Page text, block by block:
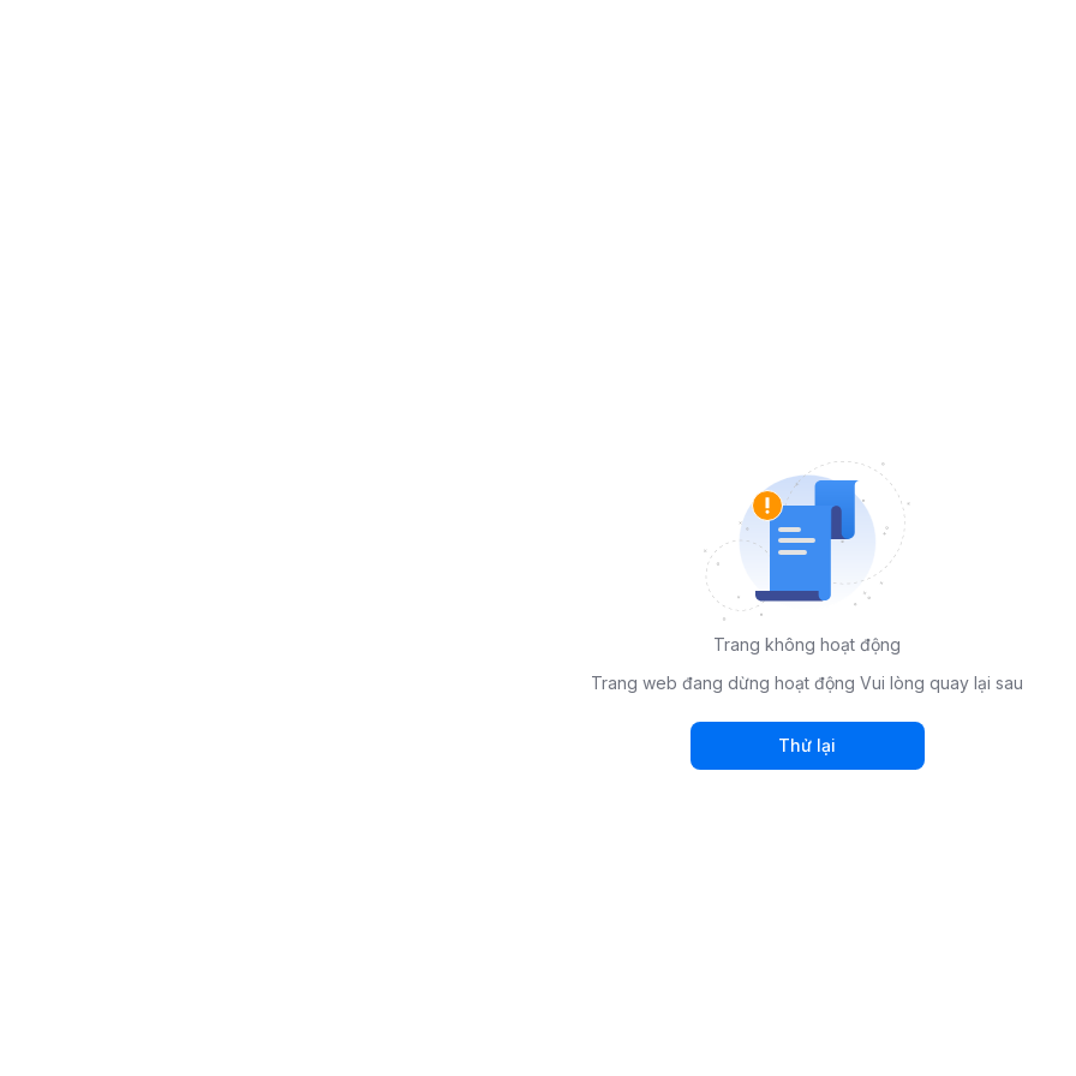
Trang không hoạt động
Trang web đang dừng hoạt động Vui lòng quay lại sau
Thử lại